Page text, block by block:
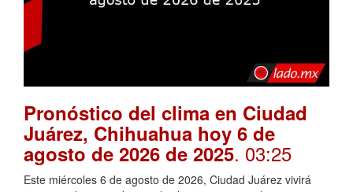
Pronóstico del clima en Ciudad
Juárez, Chihuahua hoy 6 de
agosto de 2026 de 2025. 03:25
Este miércoles 6 de agosto de 2026, Ciudad Juárez vivirá